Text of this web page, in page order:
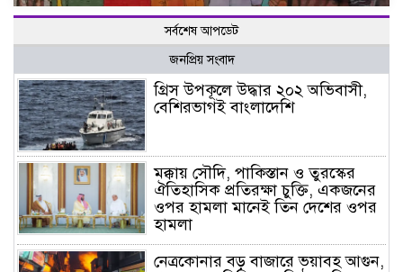
সর্বশেষ আপডেট
জনপ্রিয় সংবাদ
গ্রিস উপকূলে উদ্ধার ২০২ অভিবাসী,
বেশিরভাগই বাংলাদেশি
মক্কায় সৌদি, পাকিস্তান ও তুরস্কের
ঐতিহাসিক প্রতিরক্ষা চুক্তি, একজনের
ওপর হামলা মানেই তিন দেশের ওপর
হামলা
নেত্রকোনার বড় বাজারে ভয়াবহ আগুন,